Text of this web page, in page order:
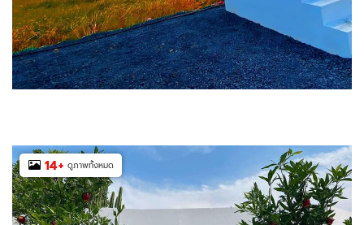
14+ ดูภาพทั้งหมด